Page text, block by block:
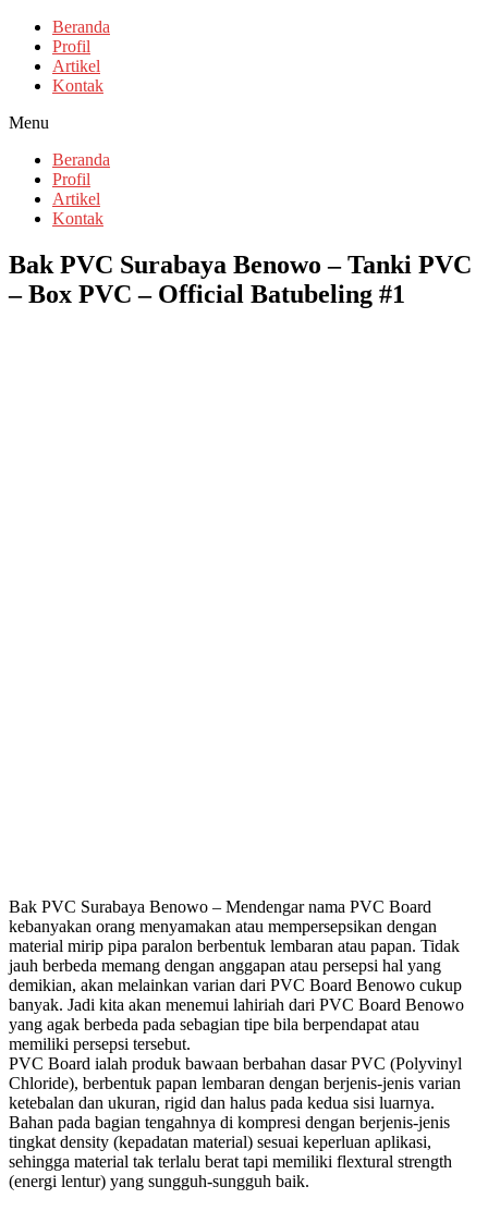
Beranda
Profil
Artikel
Kontak
Menu
Beranda
Profil
Artikel
Kontak
Bak PVC Surabaya Benowo – Tanki PVC
– Box PVC – Official Batubeling #1
Bak PVC Surabaya Benowo – Mendengar nama PVC Board
kebanyakan orang menyamakan atau mempersepsikan dengan
material mirip pipa paralon berbentuk lembaran atau papan. Tidak
jauh berbeda memang dengan anggapan atau persepsi hal yang
demikian, akan melainkan varian dari PVC Board Benowo cukup
banyak. Jadi kita akan menemui lahiriah dari PVC Board Benowo
yang agak berbeda pada sebagian tipe bila berpendapat atau
memiliki persepsi tersebut.
PVC Board ialah produk bawaan berbahan dasar PVC (Polyvinyl
Chloride), berbentuk papan lembaran dengan berjenis-jenis varian
ketebalan dan ukuran, rigid dan halus pada kedua sisi luarnya.
Bahan pada bagian tengahnya di kompresi dengan berjenis-jenis
tingkat density (kepadatan material) sesuai keperluan aplikasi,
sehingga material tak terlalu berat tapi memiliki flextural strength
(energi lentur) yang sungguh-sungguh baik.